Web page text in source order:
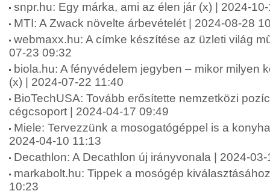
snpr.hu: Egy márka, ami az élen jár (x) | 2024-
MTI: A Zwack növelte árbevételét | 2024-08-28
webmaxx.hu: A címke készítése az üzleti világ
07-23 09:32
biola.hu: A fényvédelem jegyben – mikor milyen
(x) | 2024-07-22 11:40
BioTechUSA: Tovább erősítette nemzetközi
cégcsoport | 2024-04-17 09:49
Miele: Tervezzünk a mosogatógéppel is a
2024-04-10 11:13
Decathlon: A Decathlon új irányvonala | 2024-
markabolt.hu: Tippek a mosógép
10:23